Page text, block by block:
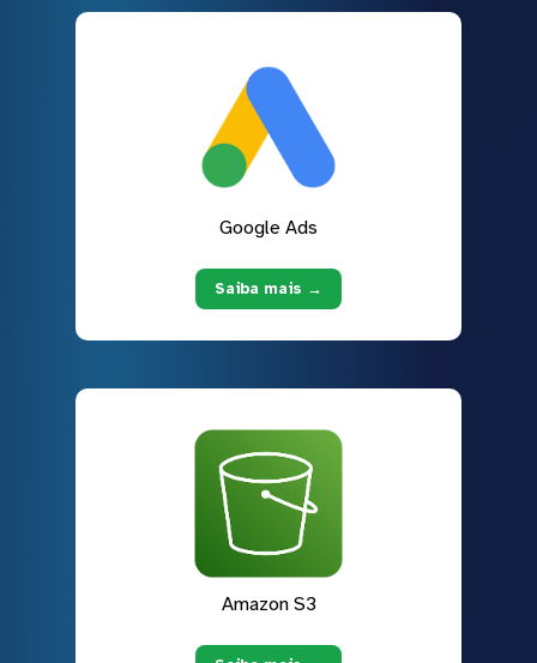
Google Ads
Saiba mais →
Amazon S3